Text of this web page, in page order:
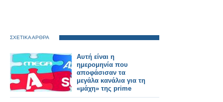
ΣΧΕΤΙΚΑ ΑΡΘΡΑ
Αυτή είναι η
ημερομηνία που
αποφάσισαν τα
μεγάλα κανάλια για τη
«μάχη» της prime
time